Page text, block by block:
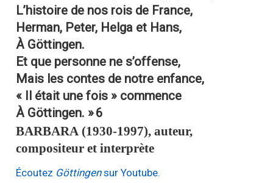
L’histoire de nos rois de France,
Herman, Peter, Helga et Hans,
À Göttingen.
Et que personne ne s’offense,
Mais les contes de notre enfance,
« Il était une fois » commence
À Göttingen. »6
BARBARA (1930-1997), auteur,
compositeur et interprète
Écoutez Göttingensur Youtube.